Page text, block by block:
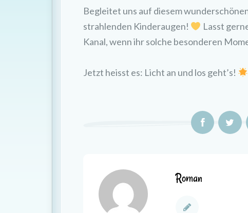
Begleitet uns auf diesem
strahlenden Kinderaugen!
Lasst
Kanal, wenn ihr solche besonderen
Jetzt heisst es: Licht an und los geht’s!
Roman